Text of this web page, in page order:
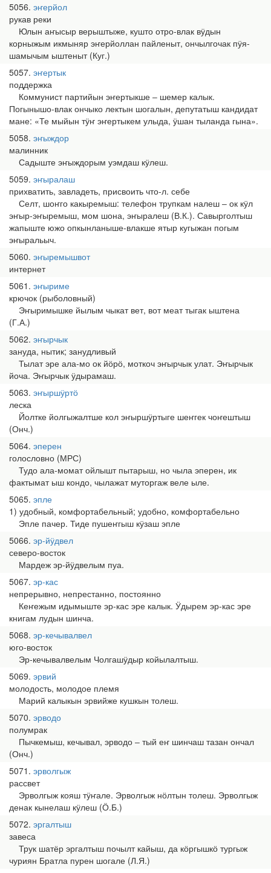
5056 эҥерйол
рукав реки
Юлын аҥысыр верыштыже, кушто отро-влак вӱдын
корныжым икмыняр эҥерйоллан пайленыт, ончылгочак пӱя-
шамычым ыштеныт (Куг.)
5057 эҥертык
поддержка
Коммунист партийын эҥертыкше ‒ шемер калык.
Погынышо-влак ончыко лектын шогалын, депутатыш кандидат
мане: «Те мыйын тӱҥ эҥертыкем улыда, ӱшан тыланда гына».
5058 эҥыждор
малинник
Садыште эҥыждорым уэмдаш кӱлеш.
5059 эҥыралаш
прихватить, завладеть, присвоить что-л. себе
Селт, шоҥго какыремыш: телефон трупкам налеш ‒ ок кӱл
эҥыр-эҥыремыш, мом шона, эҥыралеш (В.К.). Савырголтыш
жапыште южо опкынланыше-влакше ятыр кугыжан погым
эҥыральыч.
5060 эҥыремышвот
интернет
5061 эҥыриме
крючок (рыболовный)
Эҥыримышке йылым чыкат вет, вот меат тыгак ыштена
(Г.А.)
5062 эҥырчык
зануда, нытик; занудливый
Тылат эре ала-мо ок йӧрӧ, моткоч эҥырчык улат. Эҥырчык
йоча. Эҥырчык ӱдырамаш.
5063 эҥыршӱртӧ
леска
Йолтке йолгыжалтше кол эҥыршӱртыге шеҥгек чоҥештыш
(Онч.)
5064 эперен
голословно (МРС)
Тудо ала-момат ойлышт пытарыш, но чыла эперен, ик
фактымат ыш кондо, чылажат муторгаж веле ыле.
5065 эпле
1) удобный, комфортабельный; удобно, комфортабельно
Эпле пачер. Тиде пушеҥгыш кӱзаш эпле
5066 эр-йӱдвел
северо-восток
Мардеж эр-йӱдвелым пуа.
5067 эр-кас
непрерывно, непрестанно, постоянно
Кеҥежым идымыште эр-кас эре калык. Ӱдырем эр-кас эре
книгам лудын шинча.
5068 эр-кечывалвел
юго-восток
Эр-кечывалвелым Чолгашӱдыр койылалтыш.
5069 эрвий
молодость, молодое племя
Марий калыкын эрвийже кушкын толеш.
5070 эрводо
полумрак
Пычкемыш, кечывал, эрводо ‒ тый еҥ шинчаш тазан ончал
(Онч.)
5071 эрволгыж
рассвет
Эрволгыж кояш тӱҥале. Эрволгыж нӧлтын толеш. Эрволгыж
денак кынелаш кӱлеш (Ӧ.Б.)
5072 эргалтыш
завеса
Трук шатёр эргалтыш почылт кайыш, да кӧргышкӧ тургыж
чуриян Братла пурен шогале (Л.Я.)